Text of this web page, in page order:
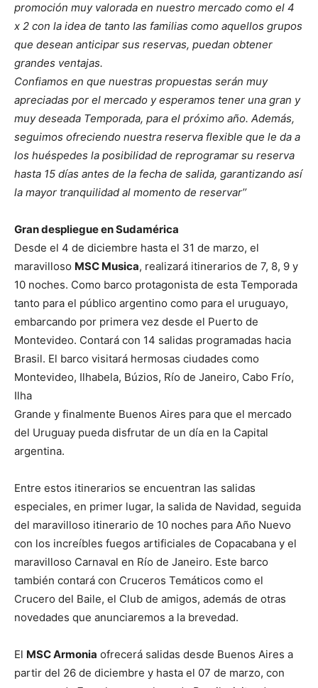
promoción muy valorada en nuestro mercado como el 4
x 2 con la idea de tanto las familias como aquellos grupos
que desean anticipar sus reservas, puedan obtener
grandes ventajas.
Confiamos en que nuestras propuestas serán muy
apreciadas por el mercado y esperamos tener una gran y
muy deseada Temporada, para el próximo año. Además,
seguimos ofreciendo nuestra reserva flexible que le da a
los huéspedes la posibilidad de reprogramar su reserva
hasta 15 días antes de la fecha de salida, garantizando así
la mayor tranquilidad al momento de reservar’’
Gran despliegue en Sudamérica
Desde el 4 de diciembre hasta el 31 de marzo, el
maravilloso MSC Musica, realizará itinerarios de 7, 8, 9 y
10 noches. Como barco protagonista de esta Temporada
tanto para el público argentino como para el uruguayo,
embarcando por primera vez desde el Puerto de
Montevideo. Contará con 14 salidas programadas hacia
Brasil. El barco visitará hermosas ciudades como
Montevideo, Ilhabela, Búzios, Río de Janeiro, Cabo Frío,
Ilha
Grande y finalmente Buenos Aires para que el mercado
del Uruguay pueda disfrutar de un día en la Capital
argentina.
Entre estos itinerarios se encuentran las salidas
especiales, en primer lugar, la salida de Navidad, seguida
del maravilloso itinerario de 10 noches para Año Nuevo
con los increíbles fuegos artificiales de Copacabana y el
maravilloso Carnaval en Río de Janeiro. Este barco
también contará con Cruceros Temáticos como el
Crucero del Baile, el Club de amigos, además de otras
novedades que anunciaremos a la brevedad.
El MSC Armonia ofrecerá salidas desde Buenos Aires a
partir del 26 de diciembre y hasta el 07 de marzo, con